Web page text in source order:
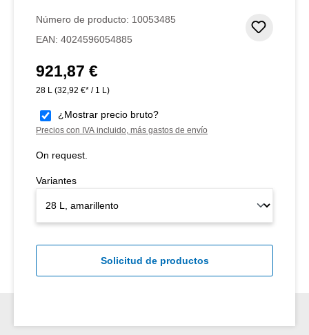
Número de producto: 10053485
EAN: 4024596054885
Precio normal:
921,87 €
28 L (32,92 €* / 1 L)
¿Mostrar precio bruto?
Precios con IVA incluido, más gastos de envío
On request.
Variantes
Solicitud de productos